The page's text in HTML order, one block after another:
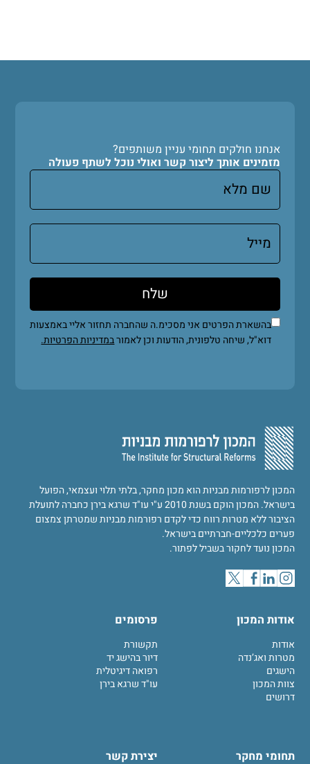
אנחנו חולקים תחומי עניין משותפים?
מזמינים אותך ליצור קשר ואולי נוכל לשתף פעולה
בהשארת הפרטים אני מסכימ.ה שהחברה תחזור אליי באמצעות
דוא"ל, שיחה טלפונית, הודעות וכן לאמורבמדיניות הפרטיות.
המכון לרפורמות מבניות הוא מכון מחקר, בלתי תלוי ועצמאי, הפועל
בישראל. המכון הוקם בשנת 2010 ע"י עו"ד שרגא בירן כחברה לתועלת
הציבור ללא מטרות רווח כדי לקדם רפורמות מבניות שמטרתן צמצום
פערים כלכליים-חברתיים בישראל.
המכון נועד לחקור בשביל לפתור.
אודות המכון
אודות
מטרות ואג’נדה
הישגים
צוות המכון
דרושים
פרסומים
תקשורת
דיור בהישג יד
רפואה דיגיטלית
עו"ד שרגא בירן
תחומי מחקר יצירת קשר